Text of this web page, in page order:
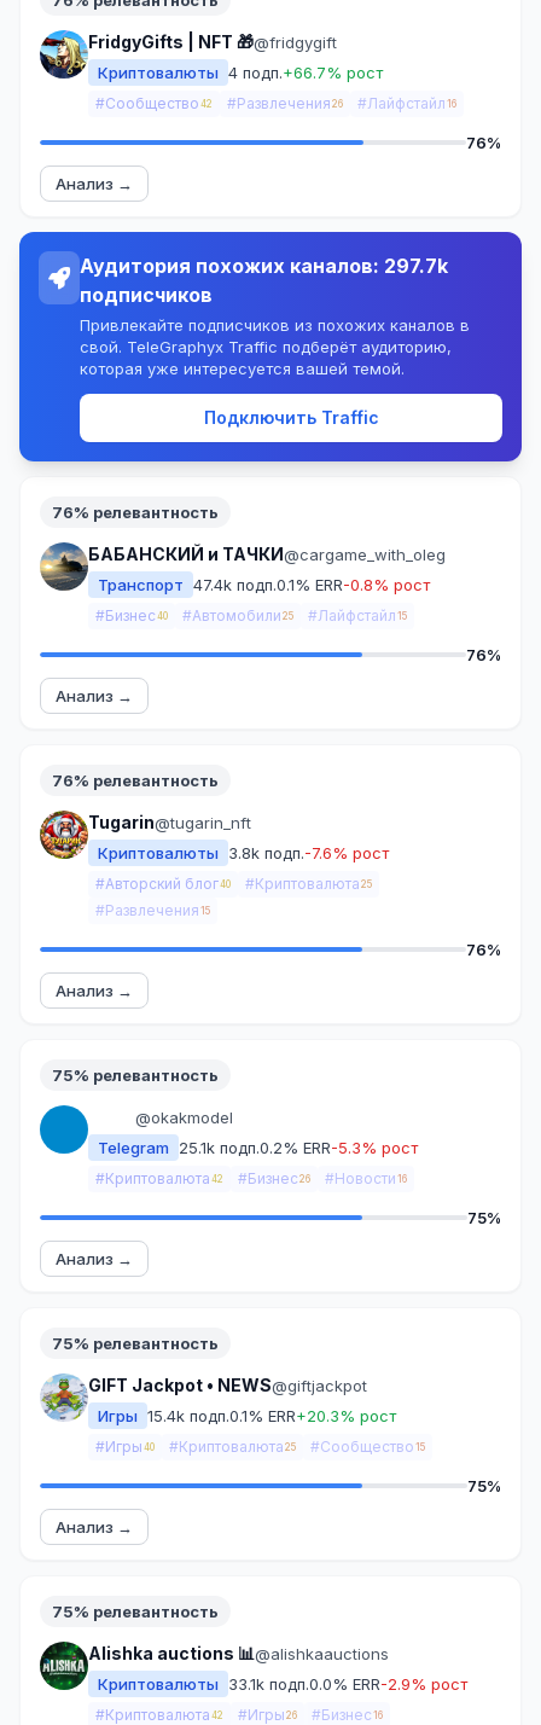
FridgyGifts | NFT 🎁@fridgygift
Криптовалюты 4 подп.+66.7% рост
#Сообщество 42 #Развлечения 26 #Лайфстайл 16
76%
Анализ →
Аудитория похожих каналов: 297.7k
подписчиков
Привлекайте подписчиков из похожих каналов в
свой. TeleGraphyx Traffic подберёт аудиторию,
которая уже интересуется вашей темой.
Подключить Traffic
76% релевантность
БАБАНСКИЙ и ТАЧКИ@cargame_with_oleg
Транспорт 47.4k подп.0.1% ERR-0.8% рост
#Бизнес 40 #Автомобили 25 #Лайфстайл 15
76%
Анализ →
76% релевантность
Tugarin@tugarin_nft
Криптовалюты
3.8k подп.-7.6% рост
#Авторский блог40 #Криптовалюта 25
#Развлечения 15
76%
Анализ →
75% релевантность
@okakmodel
Telegram
25.1k подп.0.2% ERR-5.3% рост
#Криптовалюта 42 #Бизнес 26 #Новости 16
75%
Анализ →
75% релевантность
GIFT Jackpot • NEWS@giftjackpot
Игры 15.4k подп.0.1% ERR+20.3% рост
#Игры 40 #Криптовалюта 25 #Сообщество 15
75%
Анализ →
75% релевантность
Alishka auctions 📊@alishkaauctions
Криптовалюты
33.1k подп.0.0% ERR-2.9% рост
#Криптовалюта 42 #Игры 26 #Бизнес 16